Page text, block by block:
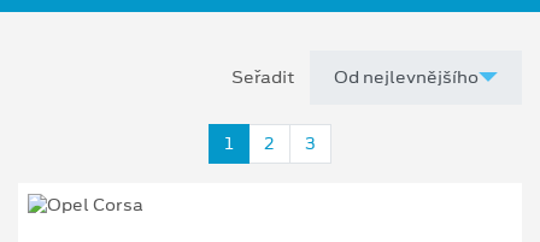
Seřadit
1 2 3